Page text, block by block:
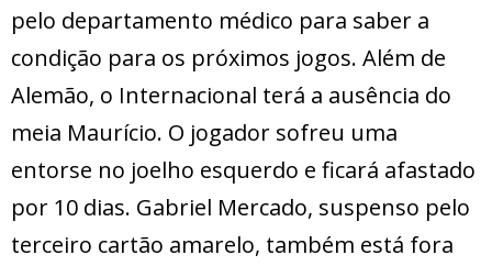
pelo departamento médico para saber a
condição para os próximos jogos. Além de
Alemão, o Internacional terá a ausência do
meia Maurício. O jogador sofreu uma
entorse no joelho esquerdo e ficará afastado
por 10 dias. Gabriel Mercado, suspenso pelo
terceiro cartão amarelo, também está fora